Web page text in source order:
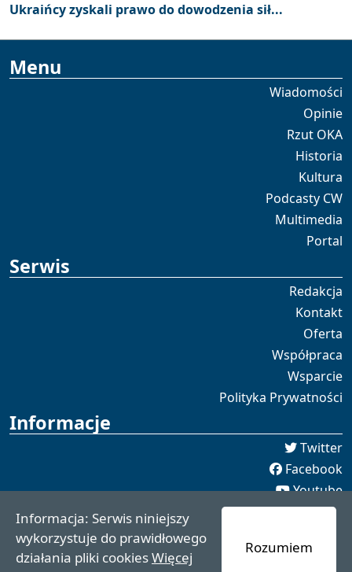
Ukraińcy zyskali prawo do dowodzenia sił...
Menu
Wiadomości
Opinie
Rzut OKA
Historia
Kultura
Podcasty CW
Multimedia
Portal
Serwis
Redakcja
Kontakt
Oferta
Współpraca
Wsparcie
Polityka Prywatności
Informacje
Twitter
Facebook
Youtube
Spotify
redakcja [[]] czaswschodni.pl
czaswschodni.pl 2021 - 2025
Informacja: Serwis niniejszy
wykorzystuje do prawidłowego
działania pliki cookiesWięcej
Rozumiem